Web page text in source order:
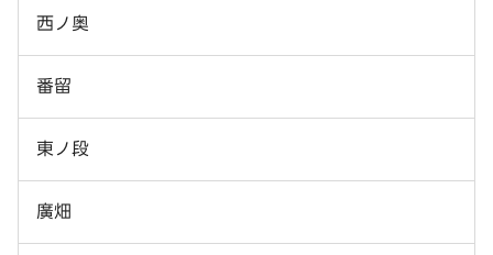
西ノ奥
番留
東ノ段
廣畑